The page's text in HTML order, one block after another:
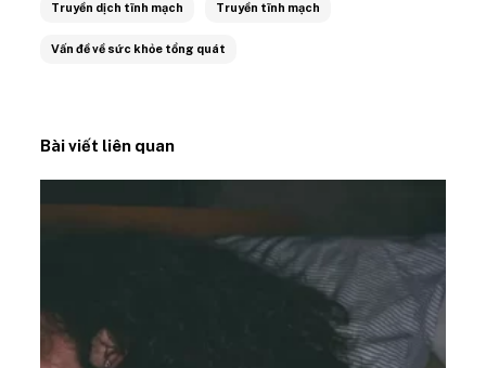
Truyền dịch tĩnh mạch Truyền tĩnh mạch
Vấn đề về sức khỏe tổng quát
Bài viết liên quan